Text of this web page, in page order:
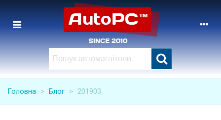
Головна > Блог > 201903